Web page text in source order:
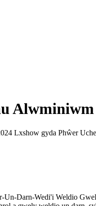
Un-Darn-Wedi'i Weldio